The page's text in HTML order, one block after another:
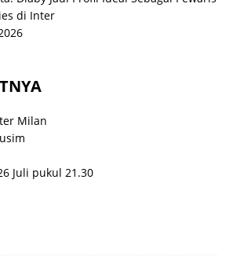
di Inter
Milan
Juli pukul 21.30